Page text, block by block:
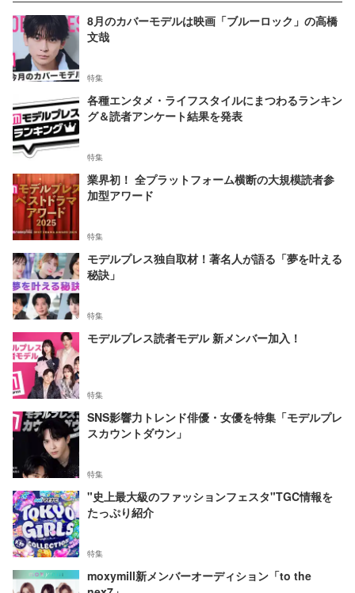
8月のカバーモデルは映画「ブルーロック」の高橋
文哉
特集
各種エンタメ・ライフスタイルにまつわるランキン
グ＆読者アンケート結果を発表
特集
業界初！ 全プラットフォーム横断の大規模読者参
加型アワード
特集
モデルプレス独自取材！著名人が語る「夢を叶える
秘訣」
特集
モデルプレス読者モデル 新メンバー加入！
特集
SNS影響力トレンド俳優・女優を特集「モデルプレ
スカウントダウン」
特集
"史上最大級のファッションフェスタ"TGC情報を
たっぷり紹介
特集
moxymill新メンバーオーディション「to the